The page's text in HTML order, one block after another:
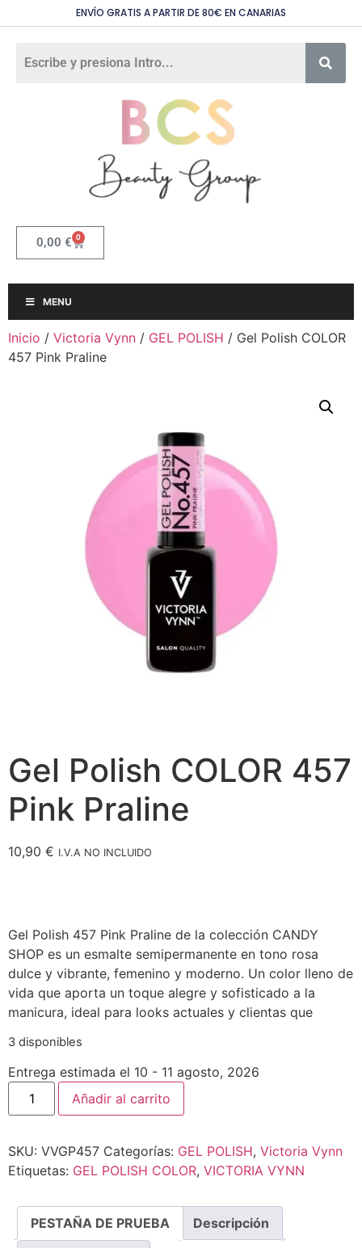
ENVÍO GRATIS A PARTIR DE 80€ EN CANARIAS
0,00 € 0
MENU
Inicio / Victoria Vynn / GEL POLISH / Gel Polish COLOR
457 Pink Praline
Gel Polish COLOR 457
Pink Praline
10,90 € I.V.A NO INCLUIDO
Gel Polish 457 Pink Praline de la colección CANDY
SHOP es un esmalte semipermanente en tono rosa
dulce y vibrante, femenino y moderno. Un color lleno de
vida que aporta un toque alegre y sofisticado a la
manicura, ideal para looks actuales y clientas que
3 disponibles
Entrega estimada el 10 - 11 agosto, 2026
Añadir al carrito
SKU: VVGP457 Categorías: GEL POLISH, Victoria Vynn
Etiquetas: GEL POLISH COLOR, VICTORIA VYNN
PESTAÑA DE PRUEBA Descripción